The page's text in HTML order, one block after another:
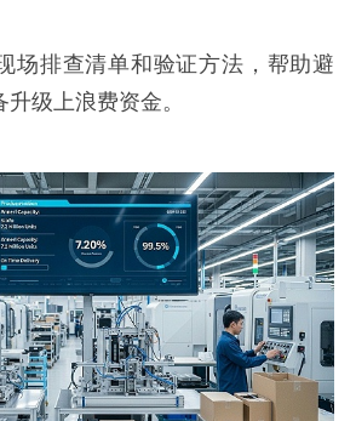
场排查清单和验证方法，帮助避
级上浪费资金。